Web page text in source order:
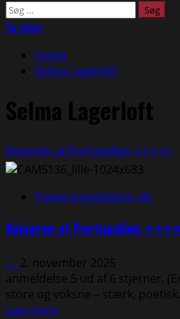
Søg
efter:
Se video
Home
Selma Lagerloft
Selma Lagerloft
Kejseren af Portugalien ⭐⭐⭐⭐⭐
Teateranmeldelser.dk
Kejseren af Portugalien
:... 2. november 2025
anmeldelse 5 ud af 6 stjerner.
store og voksne – stærk,
Læs mereRead